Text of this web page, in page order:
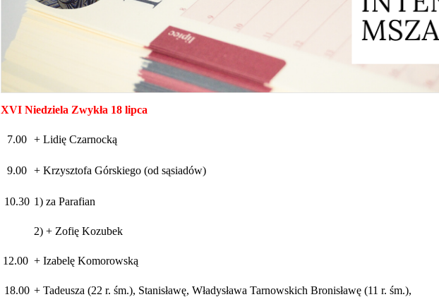
XVI Niedziela Zwykła 18 lipca
7.00 + Lidię Czarnocką
9.00 + Krzysztofa Górskiego (od sąsiadów)
10.30 1) za Parafian
2) + Zofię Kozubek
12.00 + Izabelę Komorowską
18.00 + Tadeusza (22 r. śm.), Stanisławę, Władysława Tarnowskich Bronisławę (11 r. śm.),